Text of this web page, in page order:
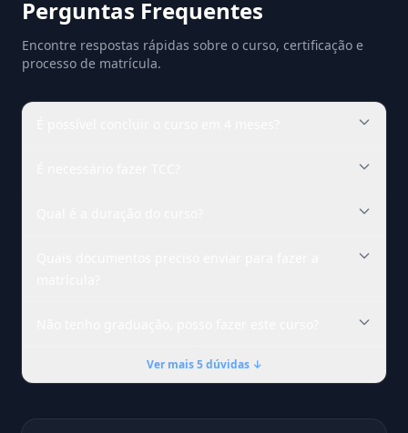
Perguntas Frequentes
Encontre respostas rápidas sobre o curso, certificação e
processo de matrícula.
Ver mais 5 dúvidas ↓